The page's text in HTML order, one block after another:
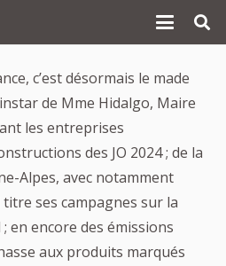
c’est désormais le made
de Mme Hidalgo, Maire
les entreprises
des JO 2024 ; de la
Alpes, avec notamment
ses campagnes sur la
en encore des émissions
aux produits marqués